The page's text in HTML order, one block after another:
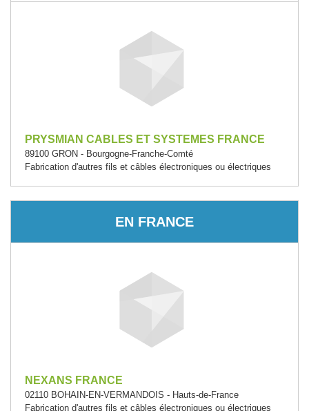
PRYSMIAN CABLES ET SYSTEMES FRANCE
89100 GRON - Bourgogne-Franche-Comté
Fabrication d'autres fils et câbles électroniques ou électriques
EN FRANCE
NEXANS FRANCE
02110 BOHAIN-EN-VERMANDOIS - Hauts-de-France
Fabrication d'autres fils et câbles électroniques ou électriques